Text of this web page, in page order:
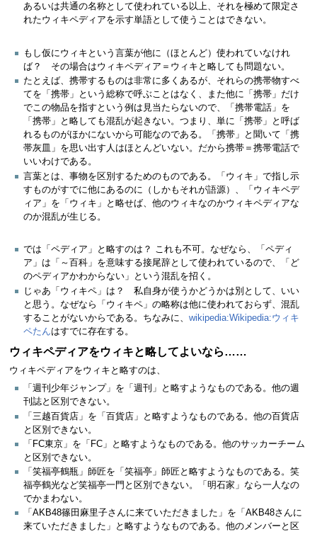
あるいは共通の名称として使われている以上、それを極めて限定さ
れたウィキペディアを示す単語として使うことはできない。
もし仮にウィキという言葉が他に（ほとんど）使われていなけれ
ば？ その場合はウィキペディア＝ウィキと略しても問題ない。
たとえば、携帯するものは非常に多くあるが、それらの携帯物すべ
てを「携帯」という総称で呼ぶことはなく、また他に「携帯」だけ
でこの物品を指すという例は見当たらないので、「携帯電話」を
「携帯」と略しても混乱が起きない。つまり、単に「携帯」と呼ば
れるものがほかにないから可能なのである。「携帯」と聞いて「携
帯灰皿」を思い出す人はほとんどいない。だから携帯＝携帯電話で
いいわけである。
言葉とは、事物を区別するためのものである。「ウィキ」で指し示
すものがすでに他にあるのに（しかもそれが語源）、「ウィキペデ
ィア」を「ウィキ」と略せば、他のウィキなのかウィキペディアな
のか混乱が生じる。
では「ペディア」と略すのは？ これも不可。なぜなら、「ペディ
ア」は「～百科」を意味する接尾辞として使われているので、「ど
のペディアかわからない」という混乱を招く。
じゃあ「ウィキペ」は？ 私自身が使うかどうかは別として、いい
と思う。なぜなら「ウィキペ」の略称は他に使われておらず、混乱
することがないからである。ちなみに、 wikipedia:Wikipedia:ウィキ
ペたんはすでに存在する。
ウィキペディアをウィキと略してよいなら……
ウィキペディアをウィキと略すのは、
「週刊少年ジャンプ」を「週刊」と略すようなものである。他の週
刊誌と区別できない。
「三越百貨店」を「百貨店」と略すようなものである。他の百貨店
と区別できない。
「FC東京」を「FC」と略すようなものである。他のサッカーチーム
と区別できない。
「笑福亭鶴瓶」師匠を「笑福亭」師匠と略すようなものである。笑
福亭鶴光など笑福亭一門と区別できない。「明石家」なら一人なの
でかまわない。
「AKB48篠田麻里子さんに来ていただきました」を「AKB48さんに
来ていただきました」と略すようなものである。他のメンバーと区